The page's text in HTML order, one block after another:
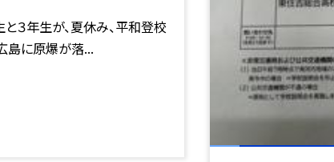
３年生が、夏休み、平和登校
島に原爆が落...